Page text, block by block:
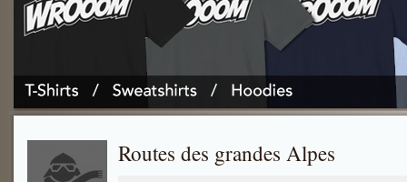
Routes des grandes Alpes